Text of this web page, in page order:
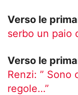
Verso le
serbo un paio
Verso le
Renzi: ” Sono
regole…”